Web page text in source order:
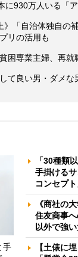
に930万人いる「
》「自治体独自
リの活用も
困専業主婦、再
て良い男・ダメな
手
「30種類
手掛ける
コンセプ
《商社の
住友商事
以外で強
【土俵に